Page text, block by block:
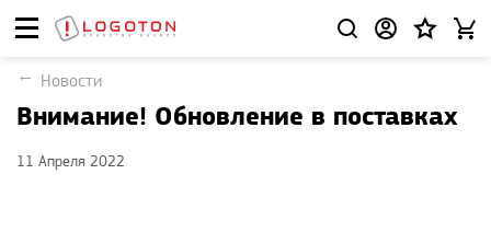
Новости
Внимание! Обновление в поставках
11 Апреля 2022